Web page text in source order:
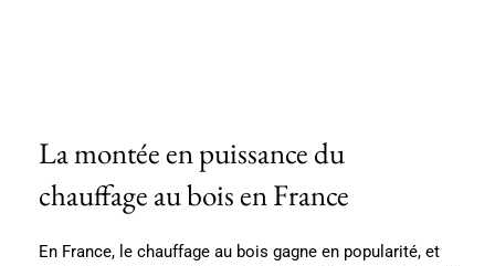
La montée en puissance du
chauffage au bois en France
En France, le chauffage au bois gagne en popularité, et